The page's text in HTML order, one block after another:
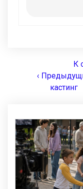
К
‹
кастинг